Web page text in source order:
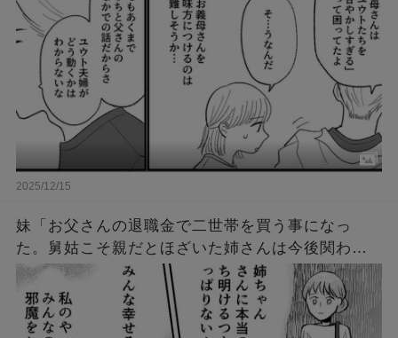
いほど困ってるんです！」→結果…
2025/12/15
妹「お父さんの退職金で二世帯を買う事になっ
た。舅姑こそ親だとほざいた姉さんは今後関わる
な。財産は私が引き継ぐ、両親の面倒は私が見
る」→数年後、妹「私の人生メチャクチャ！」